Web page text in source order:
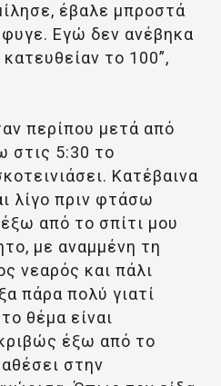
έβαλε μπροστά
Εγώ δεν ανέβηκα
το 100”,
περίπου μετά από
στις 5:30 το
Κατέβαινα
λίγο πριν φτάσω
από το σπίτι μου
με αναμμένη τη
νεαρός και πάλι
πάρα πολύ γιατί
θέμα είναι
έξω από το
στην